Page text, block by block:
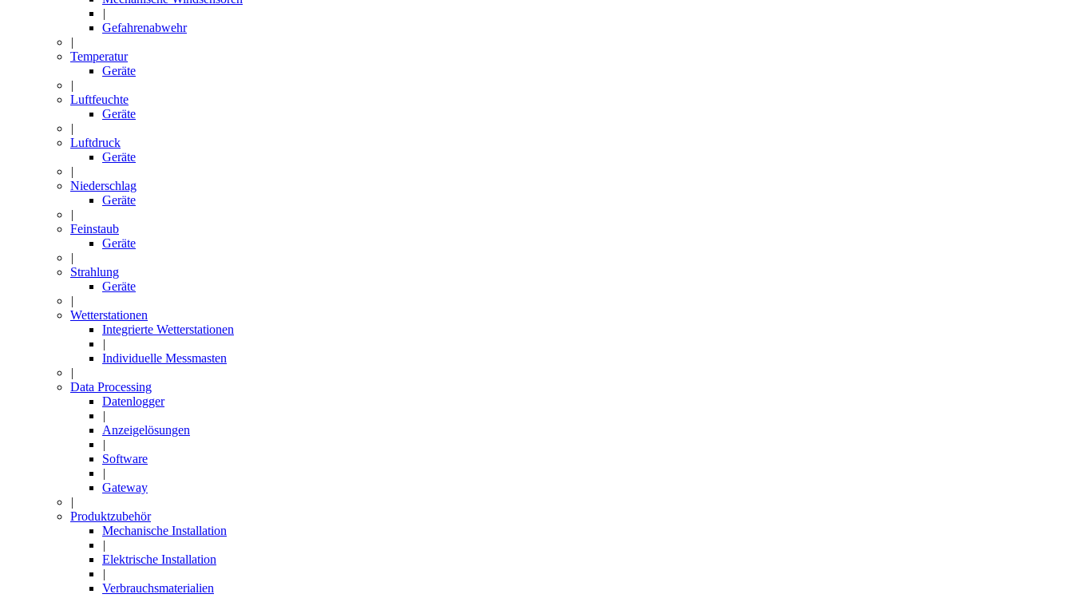
|
Gefahrenabwehr
|
Temperatur
Geräte
|
Luftfeuchte
Geräte
|
Luftdruck
Geräte
|
Niederschlag
Geräte
|
Feinstaub
Geräte
|
Strahlung
Geräte
|
Wetterstationen
Integrierte Wetterstationen
|
Individuelle Messmasten
|
Data Processing
Datenlogger
|
Anzeigelösungen
|
Software
|
Gateway
|
Produktzubehör
Mechanische Installation
|
Elektrische Installation
|
Verbrauchsmaterialien